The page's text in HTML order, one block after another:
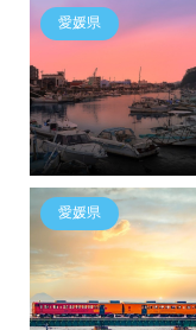
愛媛県
愛媛県